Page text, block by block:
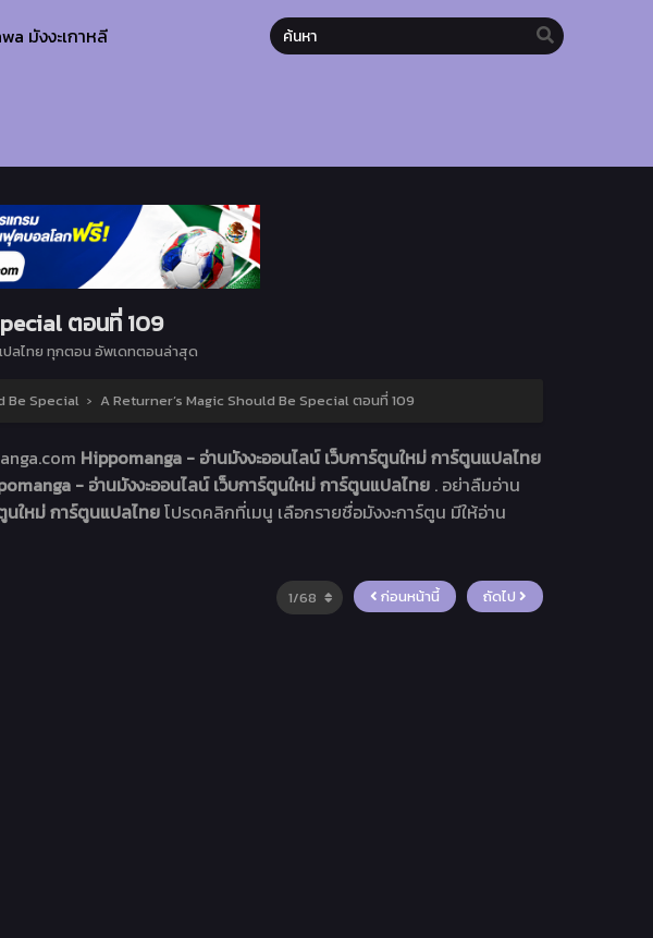
มังงะเกาหลี
ตอนที่ 109
ปลไทย ทุกตอน อัพเดทตอนล่าสุด
Be Special › A Returner’s Magic Should Be Special ตอนที่ 109
Hippomanga - อ่านมังงะออนไลน์ เว็บการ์ตูนใหม่ การ์ตูนแปลไทย
- อ่านมังงะออนไลน์ เว็บการ์ตูนใหม่ การ์ตูนแปลไทย . อย่าลืมอ่าน
นใหม่ การ์ตูนแปลไทยโปรดคลิกที่เมนู เลือกรายชื่อมังงะการ์ตูน มีให้อ่าน
ก่อนหน้านี้ ถัดไป